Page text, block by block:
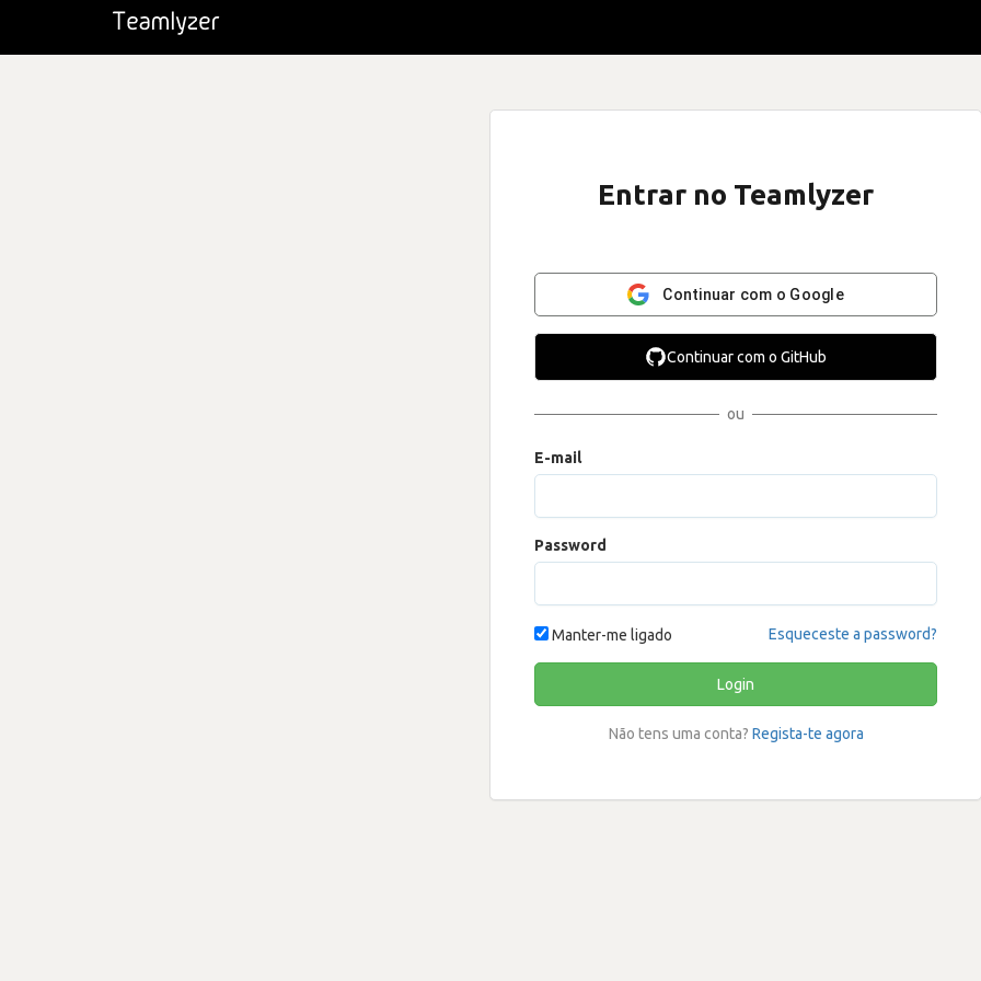
Entrar no Teamlyzer
Continuar com o Google
Continuar com o GitHub
ou
E-mail
Password
Manter-me ligado Esqueceste a password?
Login
Não tens uma conta? Regista-te agora